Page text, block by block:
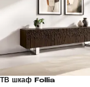
ТВ шкаф Follia